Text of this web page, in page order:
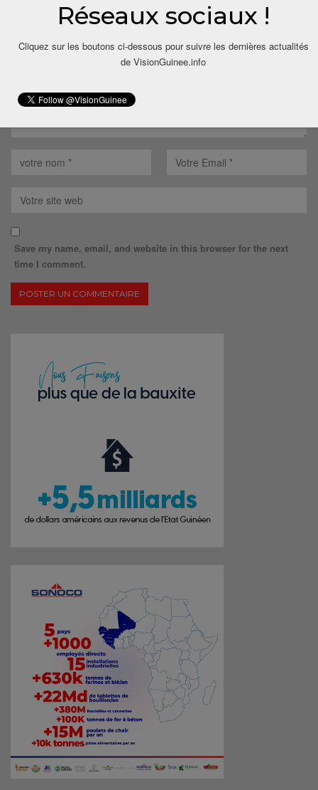
Votre adresse email ne sera pas publiée.
Save my name, email, and website in this browser for the next
time I comment.
Réseaux sociaux !
Cliquez sur les boutons ci-dessous pour suivre les dernières actualités
de VisionGuinee.info